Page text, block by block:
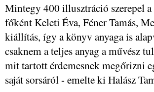
Mintegy 400 illusztráció szerepel
főként Keleti Éva, Féner Tamás,
kiállítás, így a könyv anyaga is
csaknem a teljes anyag a művész
mit tartott érdemesnek megőrizni
saját sorsáról - emelte ki Halász